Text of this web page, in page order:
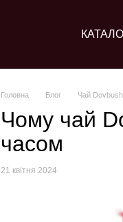
Головна Блог Чай Dovbush
Чому чай
часом
21 квітня 2024